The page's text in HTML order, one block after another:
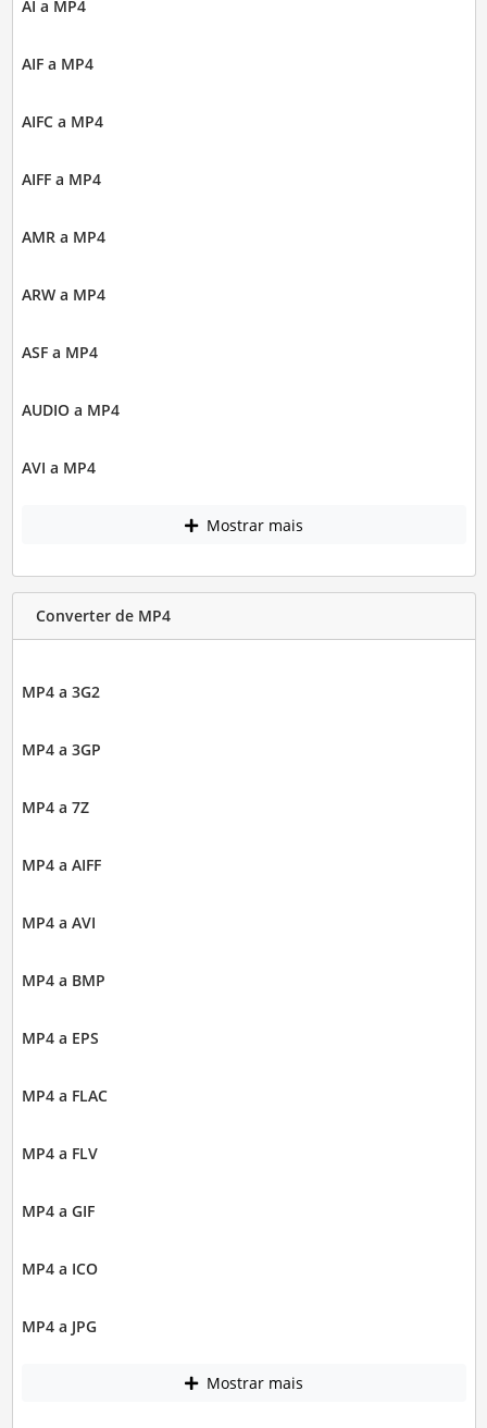
AI a MP4
AIF a MP4
AIFC a MP4
AIFF a MP4
AMR a MP4
ARW a MP4
ASF a MP4
AUDIO a MP4
AVI a MP4
Mostrar mais
Converter de MP4
MP4 a 3G2
MP4 a 3GP
MP4 a 7Z
MP4 a AIFF
MP4 a AVI
MP4 a BMP
MP4 a EPS
MP4 a FLAC
MP4 a FLV
MP4 a GIF
MP4 a ICO
MP4 a JPG
Mostrar mais